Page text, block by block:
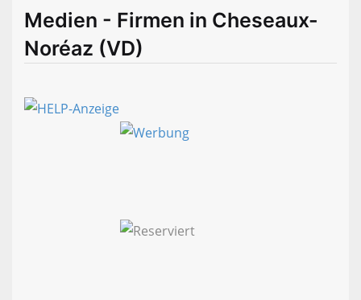
Medien - Firmen in Cheseaux-
Noréaz (VD)